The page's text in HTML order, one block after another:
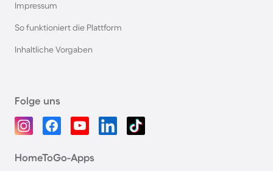
Impressum
So funktioniert die Plattform
Inhaltliche Vorgaben
Folge uns
HomeToGo-Apps